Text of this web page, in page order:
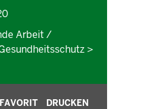
Arbeit /
>
FAVORIT DRUCKEN